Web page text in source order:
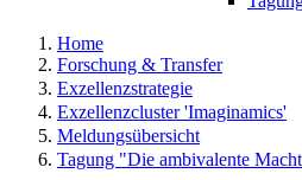
Home
Forschung & Transfer
Exzellenzstrategie
Exzellenzcluster 'Imaginamics'
Meldungsübersicht
Tagung "Die ambivalente